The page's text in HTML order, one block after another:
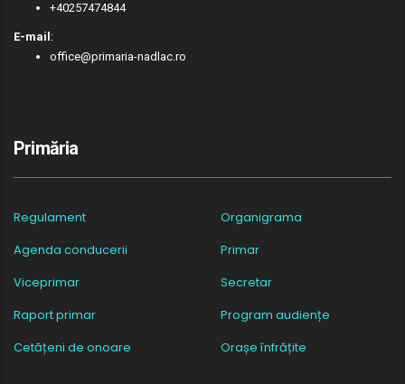
+40257474844
E-mail :
office@primaria-nadlac.ro
Primăria
Regulament
Organigrama
Agenda conducerii
Primar
Viceprimar
Secretar
Raport primar
Program audiențe
Cetățeni de onoare
Orașe înfrățite